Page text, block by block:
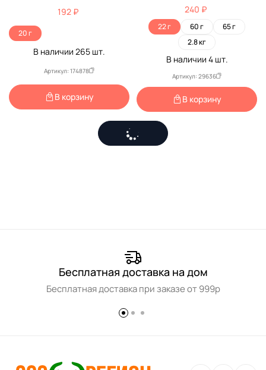
Рыбка 20г
192 ₽
20 г
В наличии 265 шт.
Артикул: 174878
В корзину
Палочки Универсальный
100мл 139862
240 ₽
22 г 60 г
65 г
2.8 кг
В наличии 4шт.
Артикул: 29636
В корзину
Бесплатная доставка на дом
Бесплатная доставка при заказе от 999р